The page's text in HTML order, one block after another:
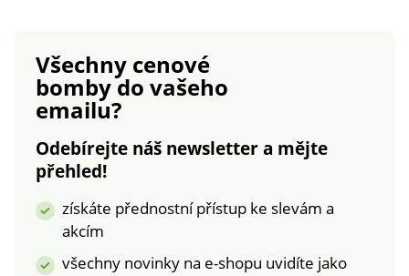
podešev zajišťuje
jistotu při chůzi.
Voděodolná tkanina
prodyšné. Skvělé do
zimního počasí.
Postranní zip.
Protiskluzová
podešev.
Všechny cenové
bombydo vašeho
emailu?
Odebírejte náš newsletter a mějte
přehled!
získáte přednostní přístup ke slevám a
akcím
všechny novinky na e-shopu uvidíte jako